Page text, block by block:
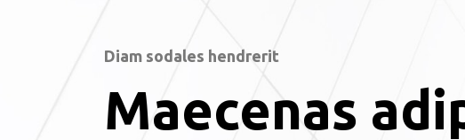
Diam sodales hendrerit
Maecenas